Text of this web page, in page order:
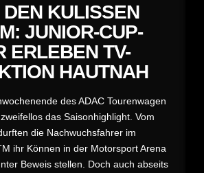
DEN KULISSEN
JUNIOR-CUP-
ERLEBEN TV-
HAUTNAH
des ADAC Tourenwagen
das Saisonhighlight. Vom
die Nachwuchsfahrer im
ihr Können in der Motorsport Arena
Beweis stellen. Doch auch abseits